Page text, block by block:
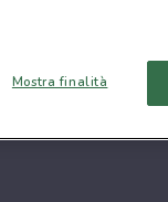
Mostra finalità